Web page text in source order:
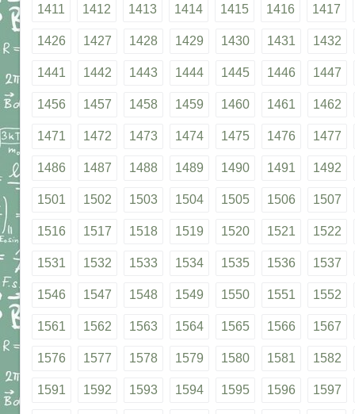
1411 1412 1413 1414 1415 1416 1417
1426 1427 1428 1429 1430 1431 1432
1441 1442 1443 1444 1445 1446 1447
1456 1457 1458 1459 1460 1461 1462
1471 1472 1473 1474 1475 1476 1477
1486 1487 1488 1489 1490 1491 1492
1501 1502 1503 1504 1505 1506 1507
1516 1517 1518 1519 1520 1521 1522
1531 1532 1533 1534 1535 1536 1537
1546 1547 1548 1549 1550 1551 1552
1561 1562 1563 1564 1565 1566 1567
1576 1577 1578 1579 1580 1581 1582
1591 1592 1593 1594 1595 1596 1597